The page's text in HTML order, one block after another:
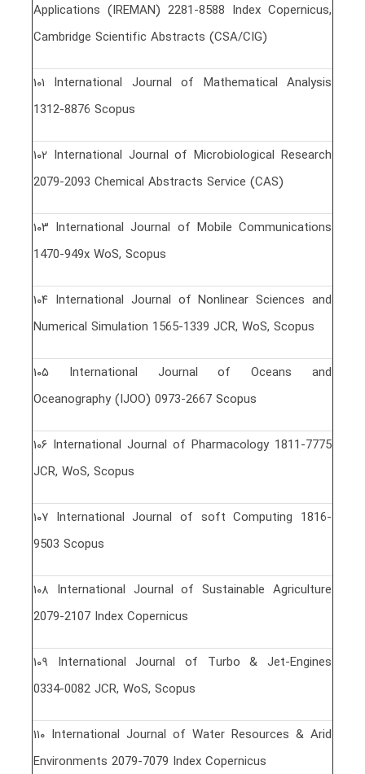
Applications (IREMAN) 2281-8588 Index Copernicus,
Cambridge Scientific Abstracts (CSA/CIG)
١٠١ International Journal of Mathematical Analysis
1312-8876 Scopus
١٠٢ International Journal of Microbiological Research
2079-2093 Chemical Abstracts Service (CAS)
١٠٣ International Journal of Mobile Communications
1470-949x WoS, Scopus
١٠۴ International Journal of Nonlinear Sciences and
Numerical Simulation 1565-1339 JCR, WoS, Scopus
١٠۵ International Journal of Oceans and
Oceanography (IJOO) 0973-2667 Scopus
١٠۶ International Journal of Pharmacology 1811-7775
JCR, WoS, Scopus
١٠٧ International Journal of soft Computing 1816-
9503 Scopus
١٠٨ International Journal of Sustainable Agriculture
2079-2107 Index Copernicus
١٠٩ International Journal of Turbo & Jet-Engines
0334-0082 JCR, WoS, Scopus
١١٠ International Journal of Water Resources & Arid
Environments 2079-7079 Index Copernicus